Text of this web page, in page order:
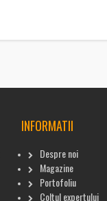
INFORMATII
Despre noi
Magazine
Portofoliu
Coltul expertului